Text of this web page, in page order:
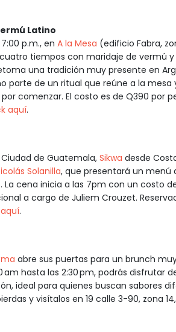
Latino
p.m., en A la Mesa (edificio Fabra,
tiempos con maridaje de vermú y
una tradición muy presente en
parte de un ritual que reúne a la mesa
comenzar. El costo es de Q390 por
aquí.
de Guatemala, Sikwa desde
Solanilla, que presentará un menú
. La cena inicia a las 7pm con un costo
a cargo de Juliem Crouzet.
.
abre sus puertas para un brunch
am hasta las 2:30 pm, podrás disfrutar
ideal para quienes buscan sabores
y visítalos en 19 calle 3-90, zona